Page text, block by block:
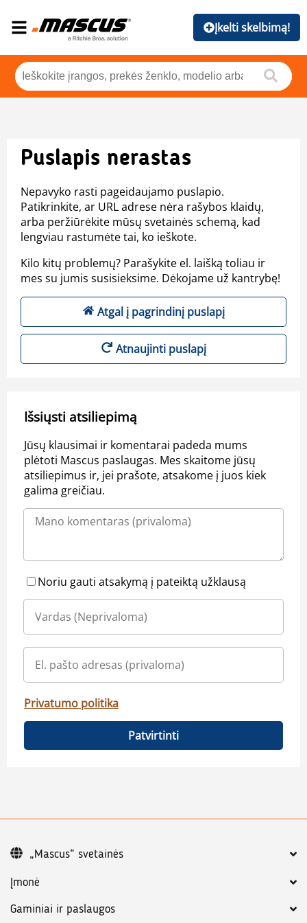
Įkelti skelbimą!
Puslapis nerastas
Nepavyko rasti pageidaujamo puslapio.
Patikrinkite, ar URL adrese nėra rašybos klaidų,
arba peržiūrėkite mūsų svetainės schemą, kad
lengviau rastumėte tai, ko ieškote.
Kilo kitų problemų? Parašykite el. laišką toliau ir
mes su jumis susisieksime. Dėkojame už kantrybę!
Atgal į pagrindinį puslapį
Atnaujinti puslapį
Išsiųsti atsiliepimą
Jūsų klausimai ir komentarai padeda mums
plėtoti Mascus paslaugas. Mes skaitome jūsų
atsiliepimus ir, jei prašote, atsakome į juos kiek
galima greičiau.
Noriu gauti atsakymą į pateiktą užklausą
Privatumo politika
Patvirtinti
Įmonė
Gaminiai ir paslaugos
„Mascus“ svetainės